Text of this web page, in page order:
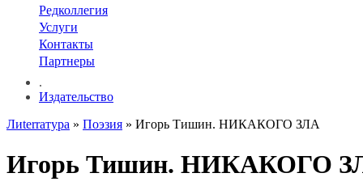
Редколлегия
Услуги
Контакты
Партнеры
.
Издательство
Лиterraтура » Поэзия » Игорь Тишин. НИКАКОГО ЗЛА
Игорь Тишин. НИКАКОГО